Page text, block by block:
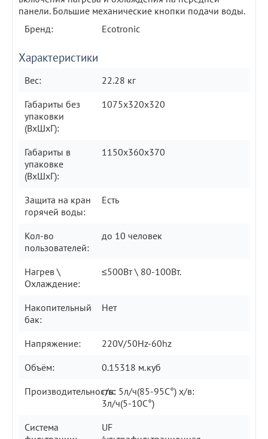
панели. Большие механические кнопки подачи воды.
Бренд:
Ecotronic
Характеристики
Вес:
22.28 кг
Габариты без
упаковки
(ВxШxГ):
1075x320x320
Габариты в
упаковке
(ВxШxГ):
1150x360x370
Защита на кран
горячей воды:
Есть
Кол-во
пользователей:
до 10 человек
Нагрев \
Охлаждение:
≤500Вт \ 80-100Вт.
Накопительный
бак:
Нет
Напряжение:
220V/50Hz-60hz
Объём:
0.15318 м.куб
Производительность:г/в: 5л/ч(85-95C°) х/в:
3л/ч(5-10C°)
Система
UF